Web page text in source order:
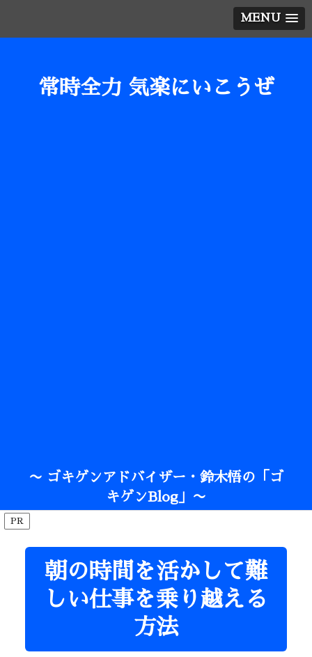
MENU
常時全力 気楽にいこうぜ
〜 ゴキゲンアドバイザー・鈴木悟の「ゴ
キゲンBlog」〜
PR
朝の時間を活かして難
しい仕事を乗り越える
方法